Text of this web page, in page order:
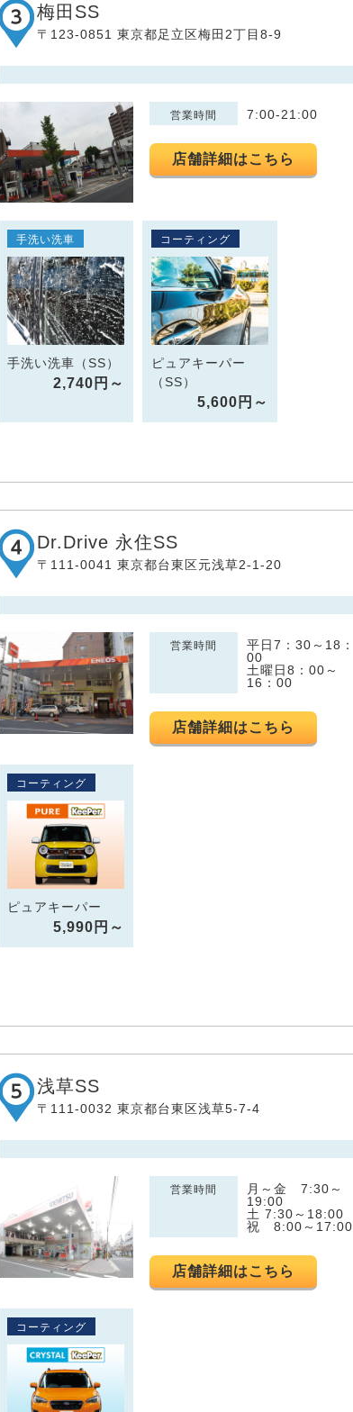
梅田SS
〒123-0851 東京都足立区梅田2丁目8-9
営業時間 7:00-21:00
店舗詳細はこちら
手洗い洗車
手洗い洗車（SS）
2,740円～
コーティング
ピュアキーパー
（SS）
5,600円～
Dr.Drive 永住SS
〒111-0041 東京都台東区元浅草2-1-20
営業時間
平日7：30～18：
00
土曜日8：00～
16：00
店舗詳細はこちら
コーティング
ピュアキーパー
5,990円～
浅草SS
〒111-0032 東京都台東区浅草5-7-4
営業時間
月～金 7:30～
19:00
土 7:30～18:00
祝 8:00～17:00
店舗詳細はこちら
コーティング